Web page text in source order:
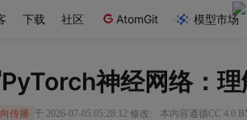
下载 社区 AtomGit 模型市场
神经网络：
传播 于 2026-07-05 05:28:12 修改 · 本内容遵循CC 4.0